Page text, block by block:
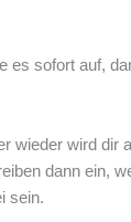
es sofort auf,
wieder wird dir
dann ein,
sein.